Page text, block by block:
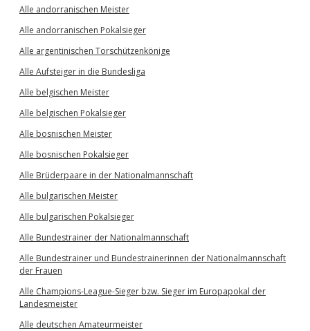
Alle andorranischen Meister
Alle andorranischen Pokalsieger
Alle argentinischen Torschützenkönige
Alle Aufsteiger in die Bundesliga
Alle belgischen Meister
Alle belgischen Pokalsieger
Alle bosnischen Meister
Alle bosnischen Pokalsieger
Alle Brüderpaare in der Nationalmannschaft
Alle bulgarischen Meister
Alle bulgarischen Pokalsieger
Alle Bundestrainer der Nationalmannschaft
Alle Bundestrainer und Bundestrainerinnen der Nationalmannschaft
der Frauen
Alle Champions-League-Sieger bzw. Sieger im Europapokal der
Landesmeister
Alle deutschen Amateurmeister